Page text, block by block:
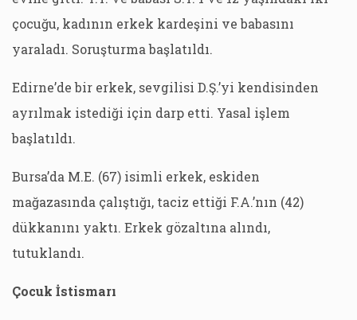
çocuğu, kadının erkek kardeşini ve babasını
yaraladı. Soruşturma başlatıldı.
Edirne’de bir erkek, sevgilisi D.Ş.’yi kendisinden
ayrılmak istediği için darp etti. Yasal işlem
başlatıldı.
Bursa’da M.E. (67) isimli erkek, eskiden
mağazasında çalıştığı, taciz ettiği F.A.’nın (42)
dükkanını yaktı. Erkek gözaltına alındı,
tutuklandı.
Çocuk İstismarı